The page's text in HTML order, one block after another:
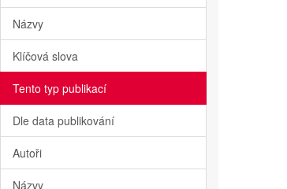
Názvy
Klíčová slova
Tento typ publikací
Dle data publikování
Autoři
Názvy